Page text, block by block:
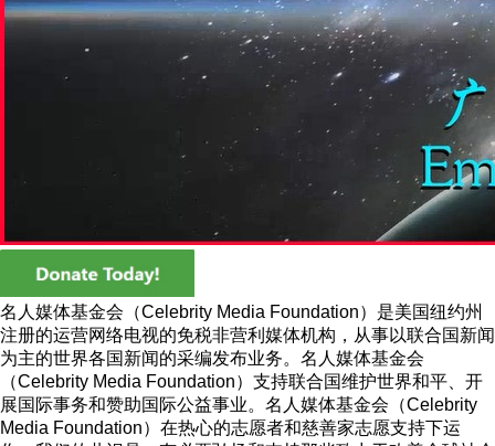
名人媒体基金会（Celebrity Media Foundation）是美国纽约州
注册的运营网络电视的免税非营利媒体机构，从事以联合国新闻
为主的世界各国新闻的采编发布业务。名人媒体基金会
（Celebrity Media Foundation）支持联合国维护世界和平、开
展国际事务和赞助国际公益事业。名人媒体基金会（Celebrity
Media Foundation）在热心的志愿者和慈善家志愿支持下运